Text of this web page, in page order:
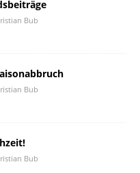
Bub
Bub
Bub